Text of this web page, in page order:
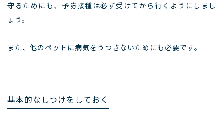
守るためにも、予防接種は必ず受けてから行くようにしまし
ょう。
また、他のペットに病気をうつさないためにも必要です。
基本的なしつけをしておく